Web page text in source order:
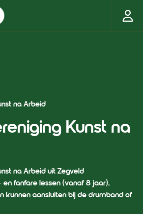
na Arbeid
Kunst na
na Arbeid uit Zegveld
fanfare lessen (vanaf 8 jaar),
kunnen aansluiten bij de drumband of